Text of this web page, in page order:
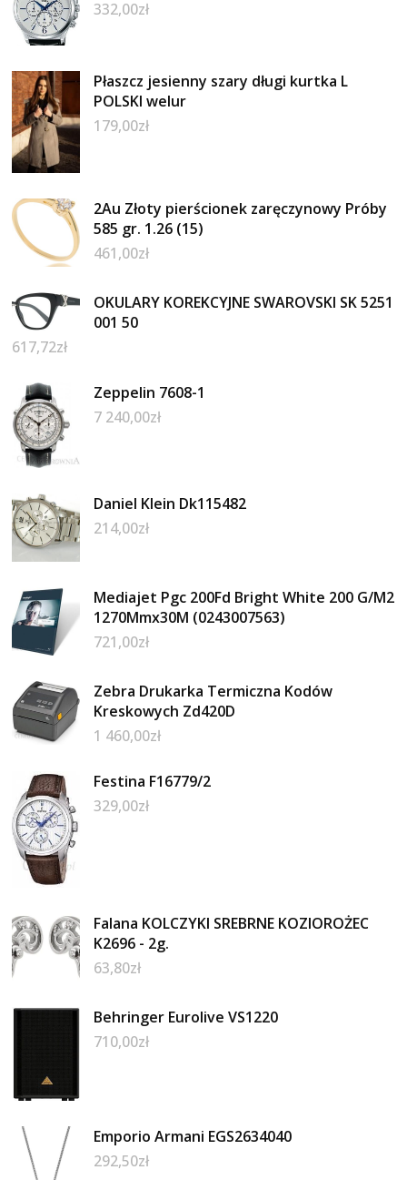
332,00zł
Płaszcz jesienny szary długi kurtka L
POLSKI welur
179,00zł
2Au Złoty pierścionek zaręczynowy Próby
585 gr. 1.26 (15)
461,00zł
OKULARY KOREKCYJNE SWAROVSKI SK 5251
001 50
617,72zł
Zeppelin 7608-1
7 240,00zł
Daniel Klein Dk115482
214,00zł
Mediajet Pgc 200Fd Bright White 200 G/M2
1270Mmx30M (0243007563)
721,00zł
Zebra Drukarka Termiczna Kodów
Kreskowych Zd420D
1 460,00zł
Festina F16779/2
329,00zł
Falana KOLCZYKI SREBRNE KOZIOROŻEC
K2696 - 2g.
63,80zł
Behringer Eurolive VS1220
710,00zł
Emporio Armani EGS2634040
292,50zł